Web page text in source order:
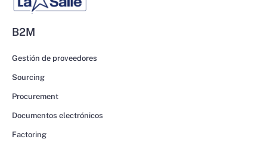
B2M
Gestión de proveedores
Sourcing
Procurement
Documentos electrónicos
Factoring